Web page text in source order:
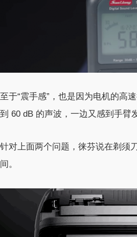
至于“震手感”，也是因为电机的高
到 60 dB 的声波，一边又感到手臂
针对上面两个问题，徕芬说在剃须
间。